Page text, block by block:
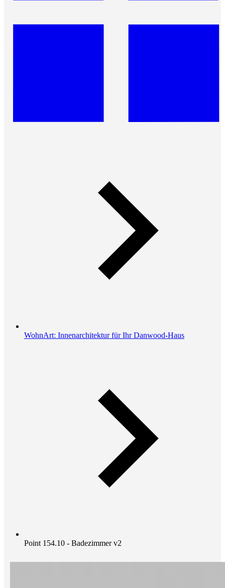
WohnArt: Innenarchitektur für Ihr Danwood-Haus
Point 154.10 - Badezimmer v2